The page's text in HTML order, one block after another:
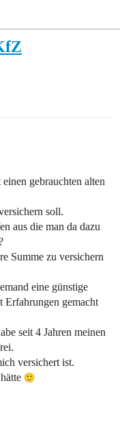
gebrauchten alten
soll.
aus die man da dazu
Summe zu versichern
eine günstige
Erfahrungen gemacht
seit 4 Jahren meinen
versichert ist.